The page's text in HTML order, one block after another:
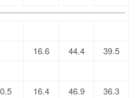
16.6 44.4
39.5
0.5 16.4 46.9 36.3